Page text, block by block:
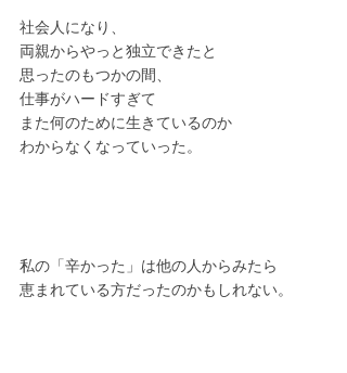
社会人になり、
両親からやっと独立できたと
思ったのもつかの間、
仕事がハードすぎて
また何のために生きているのか
わからなくなっていった。
私の「辛かった」は他の人からみたら
恵まれている方だったのかもしれない。